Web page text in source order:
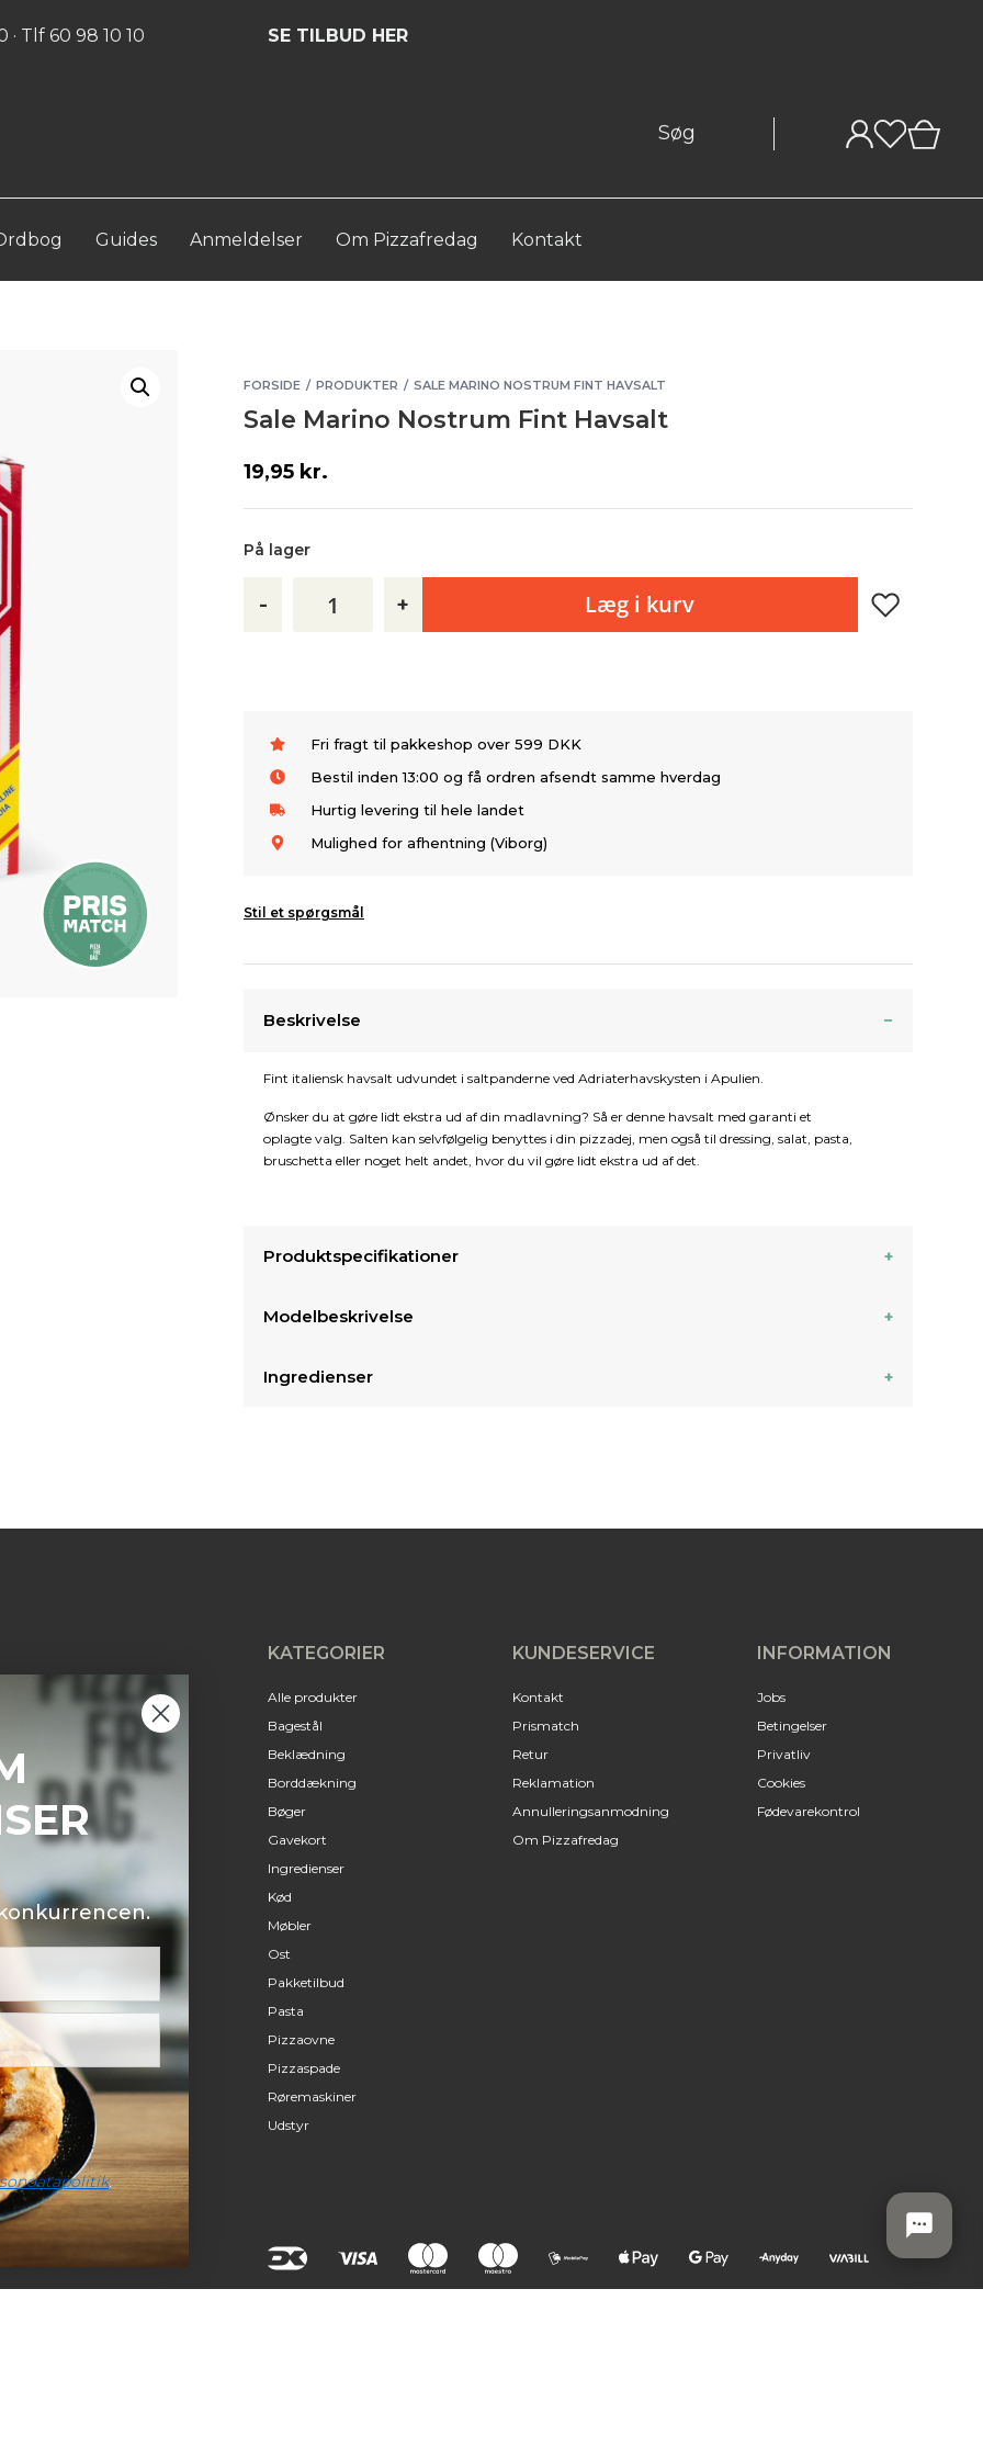
Tlf 60 98 10 10 SE TILBUD HER
Guides Anmeldelser Om Pizzafredag Kontakt
FORSIDE / PRODUKTER / SALE MARINO NOSTRUM FINT HAVSALT
Sale Marino Nostrum Fint Havsalt
19,95 kr.
På lager
- + Læg i kurv
Fri fragt til pakkeshop over 599 DKK
Bestil inden 13:00 og få ordren afsendt samme hverdag
Hurtig levering til hele landet
Mulighed for afhentning (Viborg)
Stil et spørgsmål
Beskrivelse
Fint italiensk havsalt udvundet i saltpanderne ved Adriaterhavskysten i Apulien.
Ønsker du at gøre lidt ekstra ud af din madlavning? Så er denne havsalt med garanti et
oplagte valg. Salten kan selvfølgelig benyttes i din pizzadej, men også til dressing, salat, pasta,
bruschetta eller noget helt andet, hvor du vil gøre lidt ekstra ud af det.
Produktspecifikationer
Modelbeskrivelse
Ingredienser
KATEGORIER
Alle produkter
Bagestål
Beklædning
Borddækning
Bøger
Gavekort
Ingredienser
Kød
Møbler
Ost
Pakketilbud
Pasta
Pizzaovne
Pizzaspade
Røremaskiner
Udstyr
KUNDESERVICE
Kontakt
Prismatch
Retur
Reklamation
Annulleringsanmodning
Om Pizzafredag
INFORMATION
Jobs
Betingelser
Privatliv
Cookies
Fødevarekontrol
.